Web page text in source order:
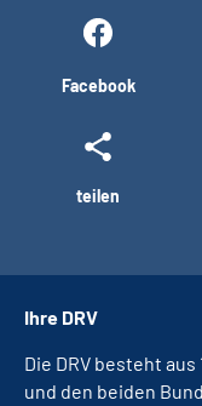
Facebook
teilen
Ihre DRV
Die DRV besteht
und den beiden